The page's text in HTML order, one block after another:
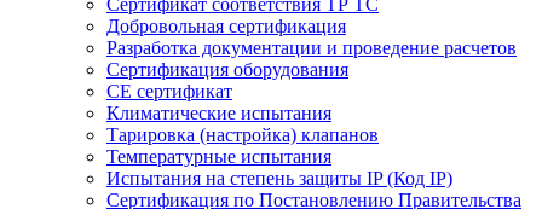
Cертификат соответствия ТР ТС
Добровольная сертификация
Разработка документации и проведение расчетов
Сертификация оборудования
CE cертификат
Климатические испытания
Тарировка (настройка) клапанов
Температурные испытания
Испытания на степень защиты IP (Код IP)
Сертификация по Постановлению Правительства